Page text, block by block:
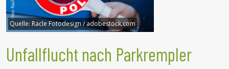
Quelle: Racle Fotodesign / adobestock.com
Unfallflucht nach Parkrempler